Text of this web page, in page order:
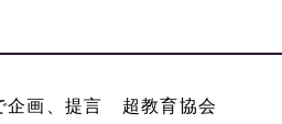
画、提言 超教育協会